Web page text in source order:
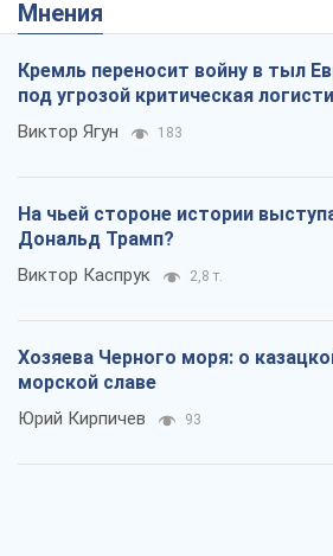
Мнения
Кремль переносит войну в тыл
под угрозой критическая
Виктор Ягун 183
На чьей стороне истории
Дональд Трамп?
Виктор Каспрук 2,8 т.
Хозяева Черного моря: о
морской славе
Юрий Кирпичев 93